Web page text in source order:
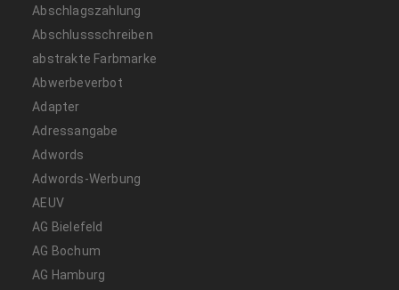
Abschlagszahlung
Abschlussschreiben
abstrakte Farbmarke
Abwerbeverbot
Adapter
Adressangabe
Adwords
Adwords-Werbung
AEUV
AG Bielefeld
AG Bochum
AG Hamburg